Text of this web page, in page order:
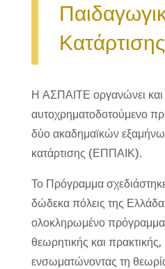
Η ΑΣΠΑΙΤΕ οργανώνει και
αυτοχρηματοδοτούμενο
δύο ακαδημαϊκών
κατάρτισης (ΕΠΠΑΙΚ).
Το Πρόγραμμα σχεδιάστηκε
δώδεκα πόλεις της
ολοκληρωμένο πρόγραμμα
θεωρητικής και πρακτικής,
ενσωματώνοντας τη